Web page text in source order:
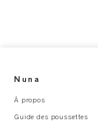
Nuna
À propos
Guide des poussettes